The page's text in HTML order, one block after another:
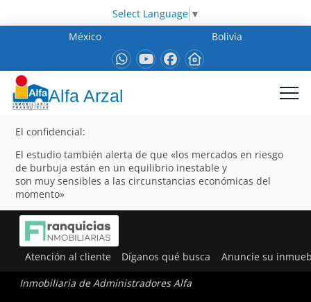
Select Language ▼
México
Bolivia
Alfa Arzal
El confidencial:
El estudio también alerta de que «los mercados en riesgo
de burbuja están en un equilibrio inestable y
son muy sensibles a las circunstancias económicas del
momento»
Atención al cliente Díganos qué busca Anuncie su
Inmobiliaria de Administradores Alfa